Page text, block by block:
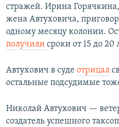
стражей. Ирина
жена Автуховича,
одному месяцу колонии.
получили сроки от 15 до 20
Автухович в суде отрицал
остальные подсудимые
Николай Автухович —
создатель успешного